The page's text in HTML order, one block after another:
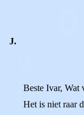
J.
Beste Ivar, Wat
Het is niet raar